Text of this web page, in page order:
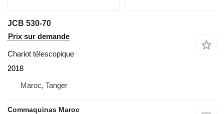
JCB 530-70
Prix sur demande
Chariot télescopique
2018
Maroc, Tanger
Commaquinas Maroc